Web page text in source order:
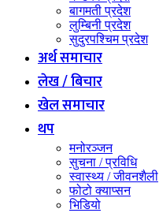
बागमती प्रदेश
लुम्बिनी प्रदेश
सुदुरपश्चिम प्रदेश
अर्थ समाचार
लेख / बिचार
खेल समाचार
थप
मनोरञ्जन
सुचना / प्रविधि
स्वास्थ्य / जीवनशैली
फोटो क्याप्सन
भिडियो